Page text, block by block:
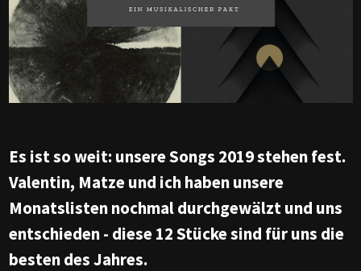
Es ist so weit: unsere Songs 2019 stehen fest.
Valentin, Matze und ich haben unsere
Monatslisten nochmal durchgewälzt und uns
entschieden - diese 12 Stücke sind für uns die
besten des Jahres.